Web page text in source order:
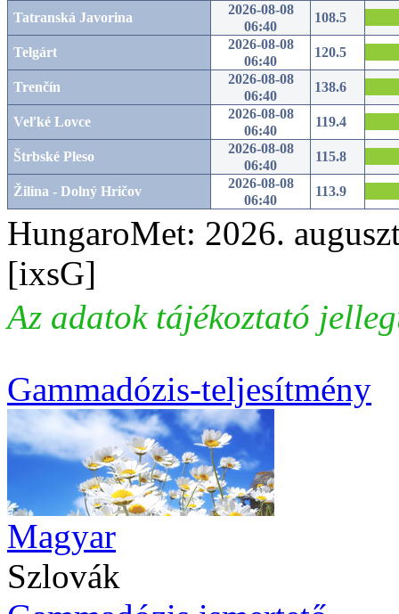
Tatranská Javorina
2026-08-08
06:40
108.5
Telgárt
2026-08-08
06:40
120.5
Trenčín
2026-08-08
06:40
138.6
Veľké Lovce
2026-08-08
06:40
119.4
Štrbské Pleso
2026-08-08
06:40
115.8
Žilina - Dolný Hričov
2026-08-08
06:40
113.9
HungaroMet: 2026.
[ixsG]
Az adatok tájékoztató
Gammadózis-teljesítmény
Magyar
Szlovák